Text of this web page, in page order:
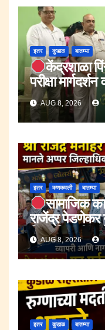
इतर कुडाळ बातम्या
केंद्रशाळा
परीक्षा
AUG 8, 2026
इतर कणकवली बातम्या
सामाजिक
राजेंद्र पेडणेकर
जिल्हाधिकारी
AUG 8, 2026
इतर कुडाळ बातम्या